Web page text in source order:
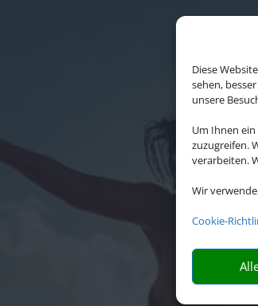
Diese
sehen,
unsere
Um Ihnen
zuzugreifen.
verarbeiten.
Wir
Cookie-